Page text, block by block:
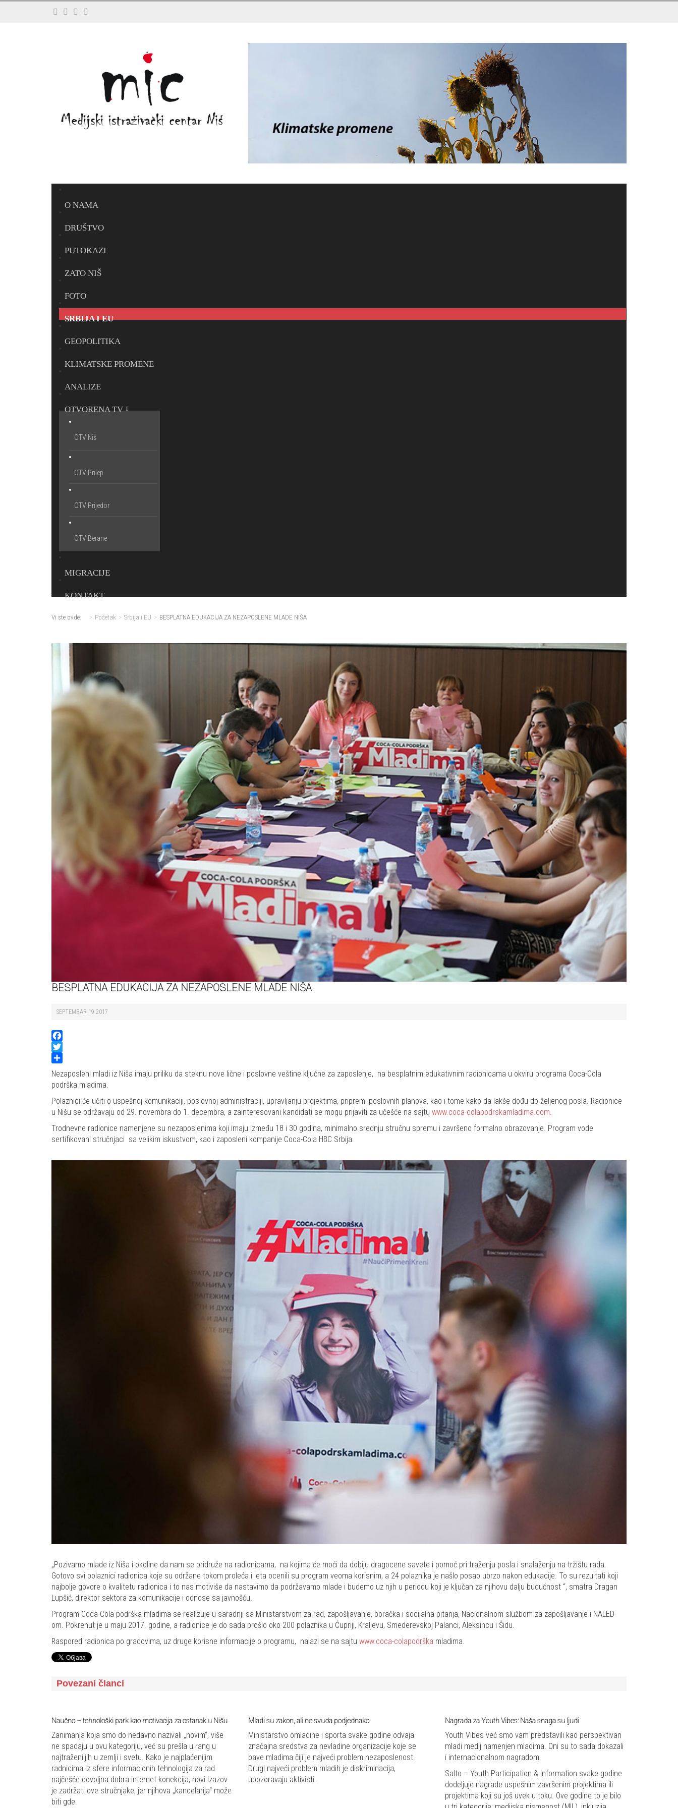
O NAMA
DRUŠTVO
PUTOKAZI
ZATO NIŠ
FOTO
SRBIJA I EU
GEOPOLITIKA
KLIMATSKE PROMENE
ANALIZE
OTVORENA TV
OTV Niš
OTV Prilep
OTV Prijedor
OTV Berane
MIGRACIJE
KONTAKT
Vi ste ovde: Početak Srbija i EU BESPLATNA EDUKACIJA ZA NEZAPOSLENE MLADE NIŠA
BESPLATNA EDUKACIJA ZA NEZAPOSLENE MLADE NIŠA
SEPTEMBAR 19 2017
Facebook
Twitter
Share
Nezaposleni mladi iz Niša imaju priliku da steknu nove lične i poslovne veštine ključne za zaposlenje, na besplatnim edukativnim radionicama u okviru programa Coca-Cola
podrška mladima.
Polaznici će učiti o uspešnoj komunikaciji, poslovnoj administraciji, upravljanju projektima, pripremi poslovnih planova, kao i tome kako da lakše dođu do željenog posla. Radionice
u Nišu se održavaju od 29. novembra do 1. decembra, a zainteresovani kandidati se mogu prijaviti za učešće na sajtu www.coca-colapodrskamladima.com.
Trodnevne radionice namenjene su nezaposlenima koji imaju između 18 i 30 godina, minimalno srednju stručnu spremu i završeno formalno obrazovanje. Program vode
sertifikovani stručnjaci sa velikim iskustvom, kao i zaposleni kompanije Coca-Cola HBC Srbija.
„Pozivamo mlade iz Niša i okoline da nam se pridruže na radionicama, na kojima će moći da dobiju dragocene savete i pomoć pri traženju posla i snalaženju na tržištu rada.
Gotovo svi polaznici radionica koje su održane tokom proleća i leta ocenili su program veoma korisnim, a 24 polaznika je našlo posao ubrzo nakon edukacije. To su rezultati koji
najbolje govore o kvalitetu radionica i to nas motiviše da nastavimo da podržavamo mlade i budemo uz njih u periodu koji je ključan za njihovu dalju budućnost “, smatra Dragan
Lupšić, direktor sektora za komunikacije i odnose sa javnošću.
Program Coca-Cola podrška mladima se realizuje u saradnji sa Ministarstvom za rad, zapošljavanje, boračka i socijalna pitanja, Nacionalnom službom za zapošljavanje i NALED-
om. Pokrenut je u maju 2017. godine, a radionice je do sada prošlo oko 200 polaznika u Ćupriji, Kraljevu, Smederevskoj Palanci, Aleksincu i Šidu.
Raspored radionica po gradovima, uz druge korisne informacije o programu, nalazi se na sajtu www.coca-colapodrška mladima.
Povezani članci
Naučno – tehnološki park kao motivacija za ostanak u Nišu
Zanimanja koja smo do nedavno nazivali „novim“, više
ne spadaju u ovu kategoriju, već su prešla u rang u
najtraženiijih u zemlji i svetu. Kako je najplaćenijim
radnicima iz sfere informacionih tehnologija za rad
najčešće dovoljna dobra internet konekcija, novi izazov
je zadržati ove stručnjake, jer njihova „kancelarija“ može
biti gde.
Mladi su zakon, ali ne svuda podjednako
Ministarstvo omladine i sporta svake godine odvaja
značajna sredstva za nevladine organizacije koje se
bave mladima čiji je najveći problem nezaposlenost.
Drugi najveći problem mladih je diskriminacija,
upozoravaju aktivisti.
Nagrada za Youth Vibes: Naša snaga su ljudi
Youth Vibes već smo vam predstavili kao perspektivan
mladi medij namenjen mladima. Oni su to sada dokazali
i internacionalnom nagradom.
Salto – Youth Participation & Information svake godine
dodeljuje nagrade uspešnim završenim projektima ili
projektima koji su još uvek u toku. Ove godine to je bilo